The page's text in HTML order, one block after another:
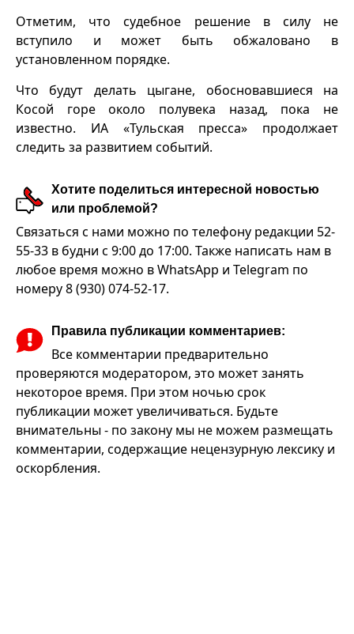
Отметим, что судебное решение в силу не
вступило и может быть обжаловано в
установленном порядке.
Что будут делать цыгане, обосновавшиеся на
Косой горе около полувека назад, пока не
известно. ИА «Тульская пресса» продолжает
следить за развитием событий.
Хотите поделиться интересной новостью
или проблемой?
Связаться с нами можно по телефону редакции 52-
55-33 в будни с 9:00 до 17:00. Также написать нам в
любое время можно в WhatsApp и Telegram по
номеру 8 (930) 074-52-17.
Правила публикации комментариев:
Все комментарии предварительно
проверяются модератором, это может занять
некоторое время. При этом ночью срок
публикации может увеличиваться. Будьте
внимательны - по закону мы не можем размещать
комментарии, содержащие нецензурную лексику и
оскорбления.